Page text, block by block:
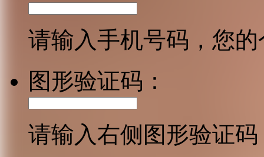
请输入手机号码，您
图形验证码：
请输入右侧图形验证码